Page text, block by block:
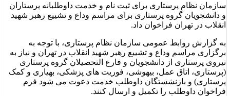
سازمان نظام پرستاری برای ثبت نام و خدمت داوطلبانه پرستاران
و دانشجویان گروه پرستاری برای مراسم وداع و تشییع رهبر شهید
انقلاب در تهران فراخوان داد.
به گزارش روابط عمومی سازمان نظام پرستاری، با توجه به
برگزاری مراسم وداع و تشییع رهبر شهید انقلاب در تهران و نیاز به
نیروی پرستاری از دانشجویان و فارغ التحصیلان گروه پرستاری
(پرستاری، اتاق عمل، بیهوشی، فوریت های پزشکی، بهیاری و کمک
پرستاری) و بازنشستگان داوطلب خدمت دعوت می شود فرم
فراخوان داوطلب را تکمیل و ارسال کنند.